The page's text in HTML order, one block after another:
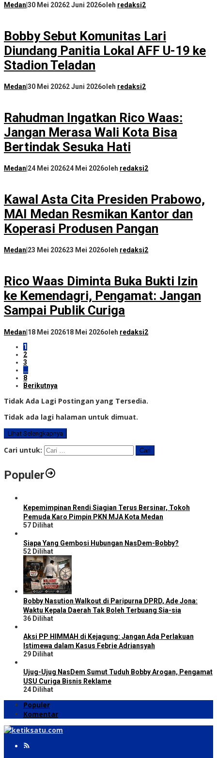
Medan 30 Mei 20262 Juni 2026oleh redaksi2
Bobby Sebut Komunitas Lari
Diundang Panitia Lokal AFF U-19 ke
Stadion Teladan
Medan 30 Mei 20262 Juni 2026oleh redaksi2
Rahudman Ingatkan Rico Waas:
Jangan Merasa Wali Kota Bisa
Bertindak Sesuka Hati
Medan 24 Mei 202624 Mei 2026oleh redaksi2
Kawal Asta Cita Presiden Prabowo,
MAI Medan Resmikan Kantor dan
Koperasi Produsen Pangan
Medan 23 Mei 202623 Mei 2026oleh redaksi2
Rico Waas Diminta Buka Bukti Izin
ke Kemendagri, Pengamat: Jangan
Sampai Publik Curiga
Medan 18 Mei 202618 Mei 2026oleh redaksi2
1
2
3
…
8
Berikutnya
Tidak Ada Lagi Postingan yang Tersedia.
Tidak ada lagi halaman untuk dimuat.
Lihat Selengkapnya
Cari untuk:
Populer
Kepemimpinan Rendi Siagian Terus Bersinar, Tokoh
Pemuda Karo Pimpin PKN MJA Kota Medan
57 Dilihat
Siapa Yang Gembosi Hubungan NasDem-Bobby?
52 Dilihat
Bobby Nasution Walkout di Paripurna DPRD, Ade Jona:
Waktu Kepala Daerah Tak Boleh Terbuang Sia-sia
36 Dilihat
Aksi PP HIMMAH di Kejagung: Jangan Ada Perlakuan
Istimewa dalam Kasus Febrie Adriansyah
29 Dilihat
Ujug-Ujug NasDem Sumut Tuduh Bobby Arogan, Pengamat
USU Curiga Bisnis Reklame
24 Dilihat
Populer
Komentar